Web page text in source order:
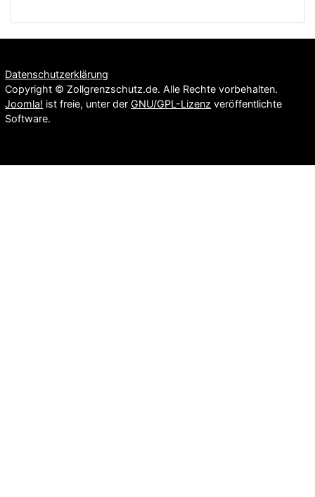
Datenschutzerklärung
Copyright © Zollgrenzschutz.de. Alle Rechte vorbehalten.
Joomla! ist freie, unter derGNU/GPL-Lizenz veröffentlichte
Software.